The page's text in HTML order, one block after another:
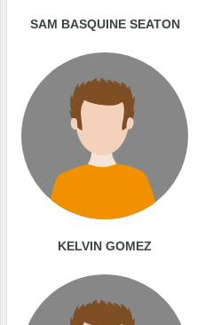
SAM BASQUINE SEATON
KELVIN GOMEZ